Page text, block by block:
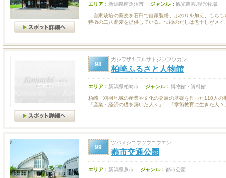
エリア： 新潟県南魚沼市 ジャンル： 観光農園,観光牧場
自家栽培の蕎麦を石臼で自家製粉、ふのりを加え、もち
特徴の二八蕎麦を提供している。つゆのだしは煮干しがメイ
98
カシワザキフルサトジンブツカン
柏崎ふるさと人物館
エリア： 新潟県柏崎市 ジャンル： 博物館・資料館
柏崎・刈羽地域の産業や文化の発展の基礎を作った110人
「産業・経済の礎を築いた人々」、「学術教育に生きた人
99
ツバメシコウツウコウエン
燕市交通公園
エリア： 新潟県燕市 ジャンル： 都市公園